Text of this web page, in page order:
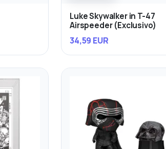
Luke Skywalker in T-47
Airspeeder (Exclusivo)
34,59 EUR